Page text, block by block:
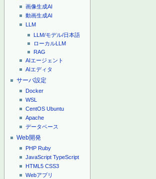
画像生成AI
動画生成AI
LLM
LLM/モデル/日本語
ローカルLLM
RAG
AIエージェント
AIエディタ
サーバ設定
Docker
WSL
CentOS Ubuntu
Apache
データベース
Web開発
PHP Ruby
JavaScript TypeScript
HTML5 CSS3
Webアプリ